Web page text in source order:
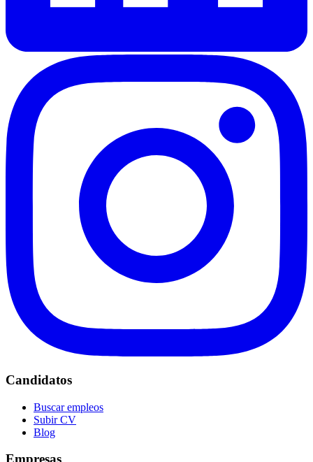
Candidatos
Buscar empleos
Subir CV
Blog
Empresas